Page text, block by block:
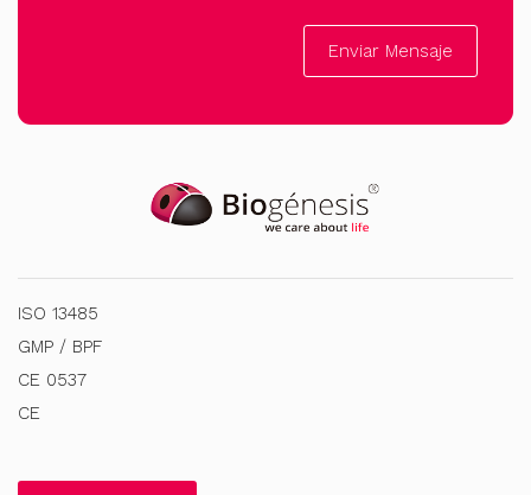
Enviar Mensaje
ISO 13485
GMP / BPF
CE 0537
CE